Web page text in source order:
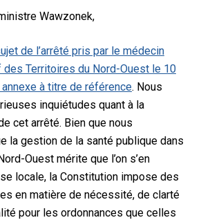
Wawzonek,
de l’arrêté pris par le médecin
Territoires du Nord-Ouest le 10
à titre de référence. Nous
inquiétudes quant à la
cet arrêté. Bien que nous
la gestion de la santé publique dans
Ouest mérite que l’on s’en
locale, la Constitution impose des
en matière de nécessité, de clarté
pour les ordonnances que celles